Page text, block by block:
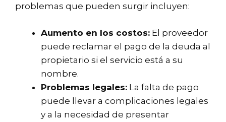
problemas que pueden surgir incluyen:
Aumento en los costos: El proveedor
puede reclamar el pago de la deuda al
propietario si el servicio está a su
nombre.
Problemas legales: La falta de pago
puede llevar a complicaciones legales
y a la necesidad de presentar